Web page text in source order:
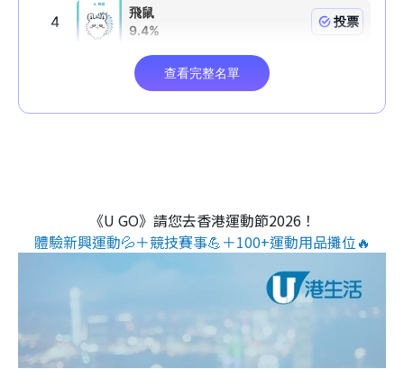
《U GO》請您去香港運動節2026！
體驗新興運動💦＋競技賽事💪＋100+運動用品攤位🔥